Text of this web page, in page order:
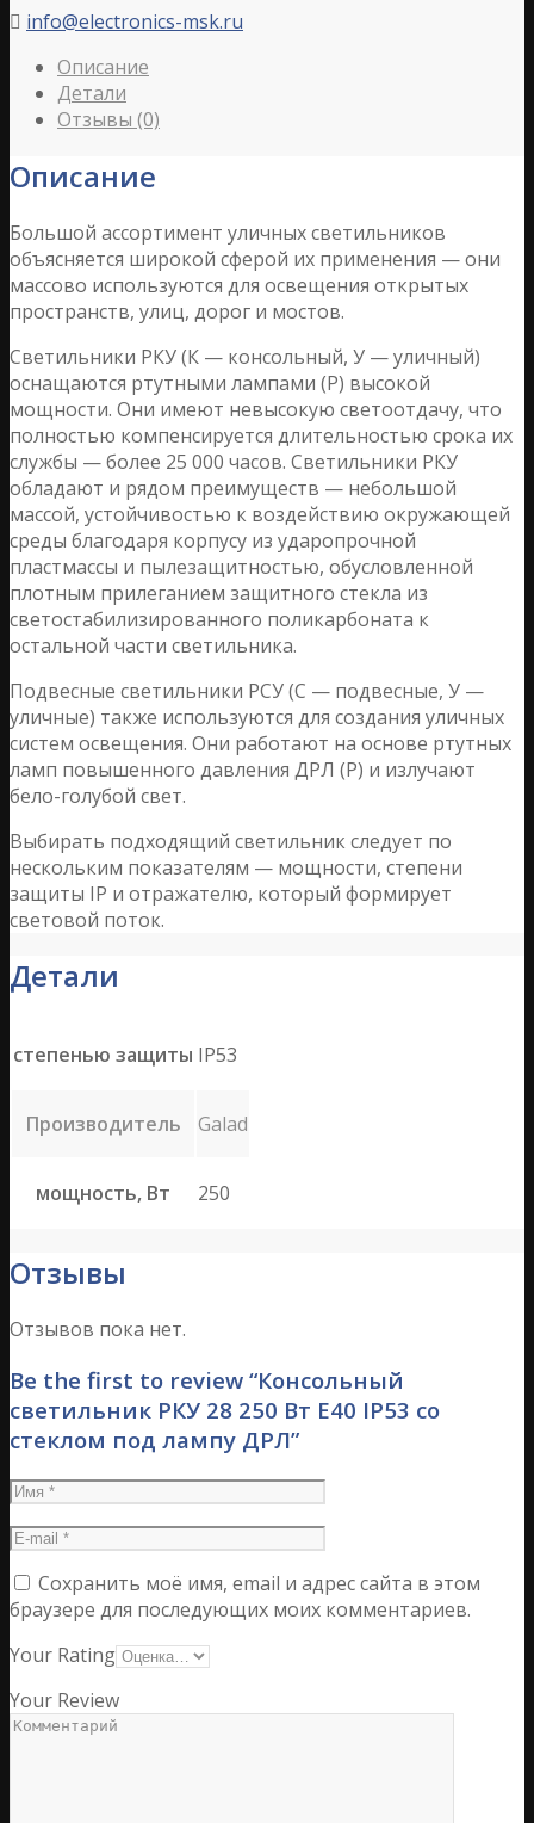
 info@electronics-msk.ru
Описание
Детали
Отзывы (0)
Описание
Большой ассортимент уличных светильников
объясняется широкой сферой их применения — они
массово используются для освещения открытых
пространств, улиц, дорог и мостов.
Светильники РКУ (К — консольный, У — уличный)
оснащаются ртутными лампами (Р) высокой
мощности. Они имеют невысокую светоотдачу, что
полностью компенсируется длительностью срока их
службы — более 25 000 часов. Светильники РКУ
обладают и рядом преимуществ — небольшой
массой, устойчивостью к воздействию окружающей
среды благодаря корпусу из ударопрочной
пластмассы и пылезащитностью, обусловленной
плотным прилеганием защитного стекла из
светостабилизированного поликарбоната к
остальной части светильника.
Подвесные светильники РСУ (C — подвесные, У —
уличные) также используются для создания уличных
систем освещения. Они работают на основе ртутных
ламп повышенного давления ДРЛ (Р) и излучают
бело-голубой свет.
Выбирать подходящий светильник следует по
нескольким показателям — мощности, степени
защиты IP и отражателю, который формирует
световой поток.
Детали
степенью защиты IP53
Производитель Galad
мощность, Вт 250
Отзывы
Отзывов пока нет.
Be the first to review “Консольный
светильник РКУ 28 250 Вт Е40 IP53 со
стеклом под лампу ДРЛ”
Сохранить моё имя, email и адрес сайта в этом
браузере для последующих моих комментариев.
Your Rating
Your Review